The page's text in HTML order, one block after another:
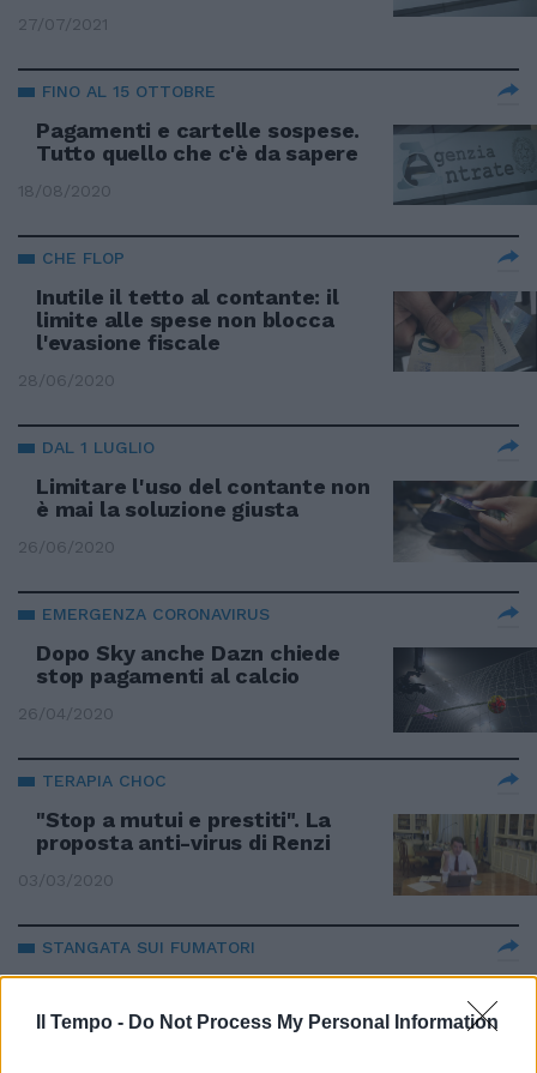
Il Tempo - Do Not Process My Personal Information
27/07/2021
FINO AL 15 OTTOBRE
Pagamenti e cartelle sospese.
Tutto quello che c'è da sapere
18/08/2020
CHE FLOP
Inutile il tetto al contante: il
limite alle spese non blocca
l'evasione fiscale
28/06/2020
DAL 1 LUGLIO
Limitare l'uso del contante non
è mai la soluzione giusta
26/06/2020
EMERGENZA CORONAVIRUS
Dopo Sky anche Dazn chiede
stop pagamenti al calcio
26/04/2020
TERAPIA CHOC
"Stop a mutui e prestiti". La
proposta anti-virus di Renzi
03/03/2020
STANGATA SUI FUMATORI
La manovra si inventa la tassa
su cartine e filtri